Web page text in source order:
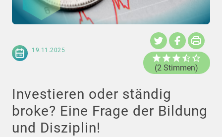
19.11.2025
(2 Stimmen)
Investieren oder ständig
broke? Eine Frage der Bildung
und Disziplin!